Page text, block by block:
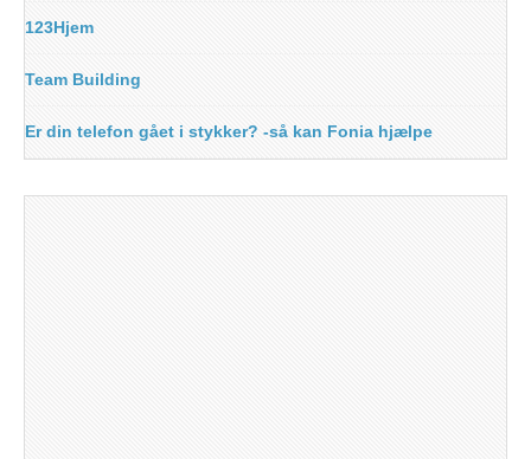
123Hjem
Team Building
Er din telefon gået i stykker? -så kan Fonia hjælpe